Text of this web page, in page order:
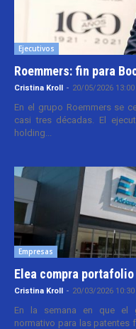
Ejecutivos
Roemmers: fin para
Cristina Kroll - 20/05/2026 13:00
En el grupo Roemmers se
casi tres décadas. El
holding...
Empresas
Elea compra
Cristina Kroll - 20/03/2026 10:30
En la semana en que el
normativo para las patentes